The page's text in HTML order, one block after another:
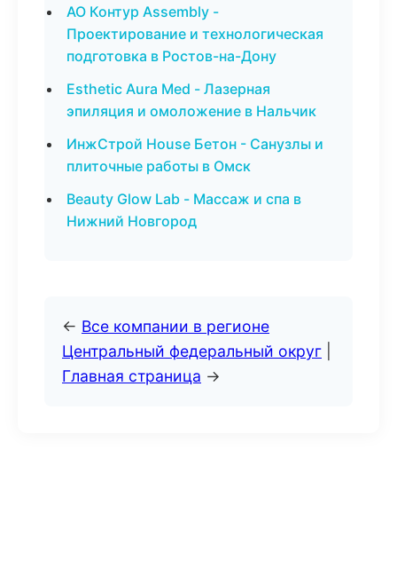
АО Контур Assembly -
Проектирование и технологическая
подготовка в Ростов-на-Дону
Esthetic Aura Med - Лазерная
эпиляция и омоложение в Нальчик
ИнжСтрой House Бетон - Санузлы и
плиточные работы в Омск
Beauty Glow Lab - Массаж и спа в
Нижний Новгород
← Все компании в регионе
Центральный федеральный округ
Главная страница →